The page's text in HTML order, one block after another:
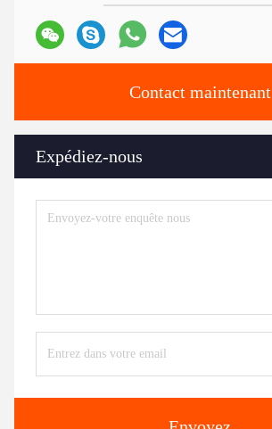
Contact maintenant
Expédiez-nous